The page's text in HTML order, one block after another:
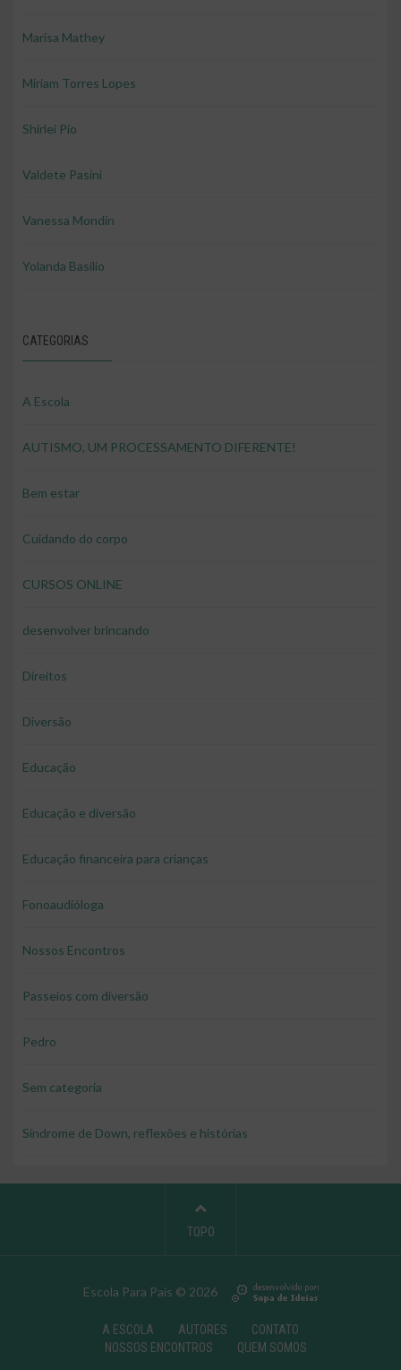
Marisa Mathey
Miriam Torres Lopes
Shirlei Pio
Valdete Pasini
Vanessa Mondin
Yolanda Basilio
CATEGORIAS
A Escola
AUTISMO, UM PROCESSAMENTO DIFERENTE!
Bem estar
Cuidando do corpo
CURSOS ONLINE
desenvolver brincando
Direitos
Diversão
Educação
Educação e diversão
Educação financeira para crianças
Fonoaudióloga
Nossos Encontros
Passeios com diversão
Pedro
Sem categoria
Síndrome de Down, reflexões e histórias
Escola Para Pais © 2026
A ESCOLA AUTORES
CONTATO
NOSSOS ENCONTROS
QUEM SOMOS
TOPO